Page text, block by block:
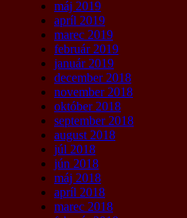
máj 2019
apríl 2019
marec 2019
február 2019
január 2019
december 2018
november 2018
október 2018
september 2018
august 2018
júl 2018
jún 2018
máj 2018
apríl 2018
marec 2018